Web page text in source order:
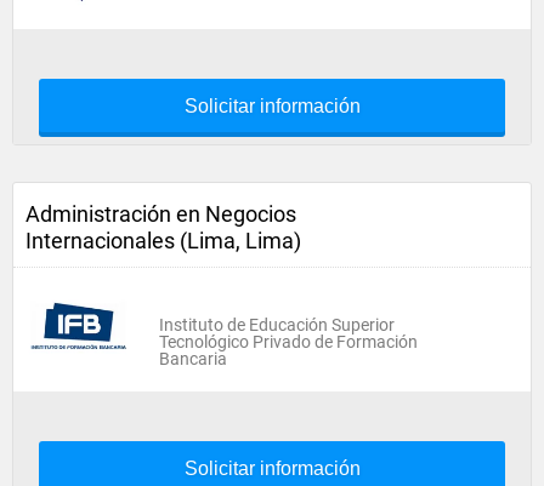
Solicitar información
Administración en Negocios
Internacionales (Lima, Lima)
Instituto de Educación Superior
Tecnológico Privado de Formación
Bancaria
Solicitar información